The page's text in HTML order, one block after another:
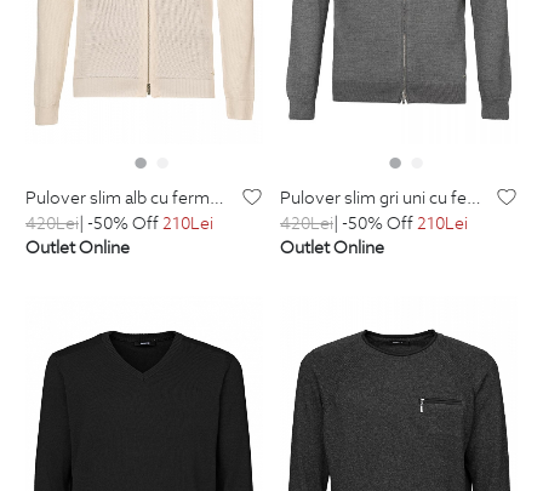
pulover slim alb cu fermoar din lana si acril
420Lei| -50% Off210Lei
Outlet Online
pulover slim gri uni cu fermoar
420Lei| -50% Off210Lei
Outlet Online